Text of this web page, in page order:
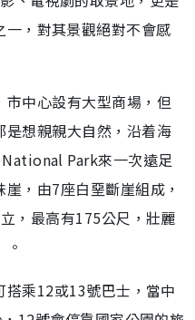
，對其景觀絕對不會感
中心設有大型商場，但
想親親大自然，沿着海
Park來一次遠足
，由7座白堊斷崖組成，
，最高有175公尺，壯麗
乘12或13號巴士，當中